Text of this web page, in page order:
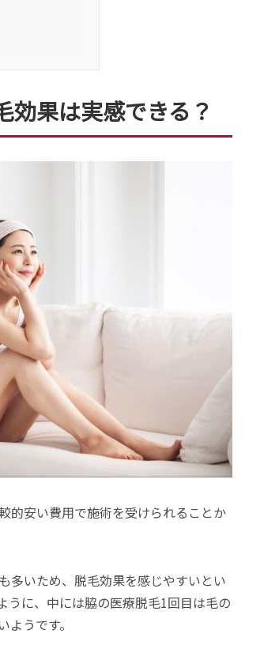
効果は実感できる？
的安い費用で施術を受けられることか
多いため、脱毛効果を感じやすいとい
うに、中には脇の医療脱毛1回目は毛の
うです。